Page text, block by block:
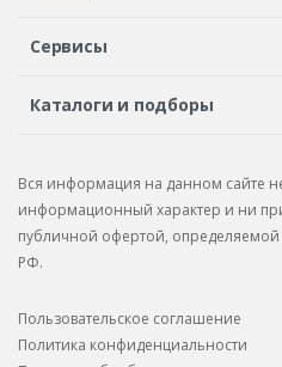
Шины в кредит
Сервисы
Автосервисы
Бонусная
Рекламации по услугам
Каталоги и подборы
Подбор запчастей
Каталог запчастей
Вся информация на данном сайте
информационный характер и ни при
публичной офертой,
РФ.
Пользовательское соглашение
Политика конфиденциальности